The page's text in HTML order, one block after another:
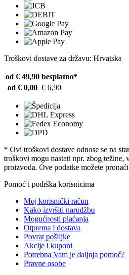
Troškovi dostave za državu: Hrvatska
od € 49,90 besplatno*
od € 0,00 € 6,90
* Ovi troškovi dostave odnose se na
troškovi mogu nastati npr. zbog težine,
proizvoda. Ove podatke možete
Pomoć i podrška korisnicima
Moj korisnički račun
Kako izvršiti narudžbu
Mogućnosti plaćanja
Otprema i dostava
Povrat pošiljke
Akcije i kuponi
Potrebna Vam je daljnja pomoć?
Pravne osobe